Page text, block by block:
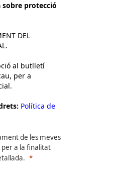
protecció
DEL
al butlletí
per a
Política de
de les meves
per a la finalitat